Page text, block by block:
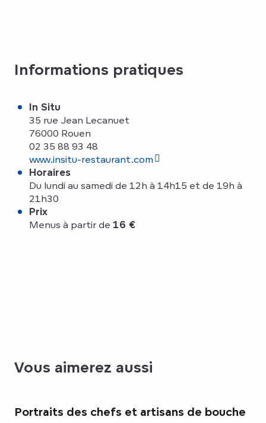
Informations pratiques
In Situ
35 rue Jean Lecanuet
76000 Rouen
02 35 88 93 48
www.insitu-restaurant.com
Horaires
Du lundi au samedi de 12h à 14h15 et de 19h à
21h30
Prix
Menus à partir de 16 €
Vous aimerez aussi
Portraits des chefs et artisans de bouche